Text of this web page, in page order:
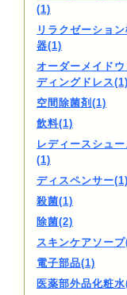
(1)
リラクゼーション
器(1)
オーダーメイドウ
ディングドレス(1)
空間除菌剤(1)
飲料(1)
レディースシュ
(1)
ディスペンサー(1)
殺菌(1)
除菌(2)
スキンケアソー
電子部品(1)
医薬部外品化粧